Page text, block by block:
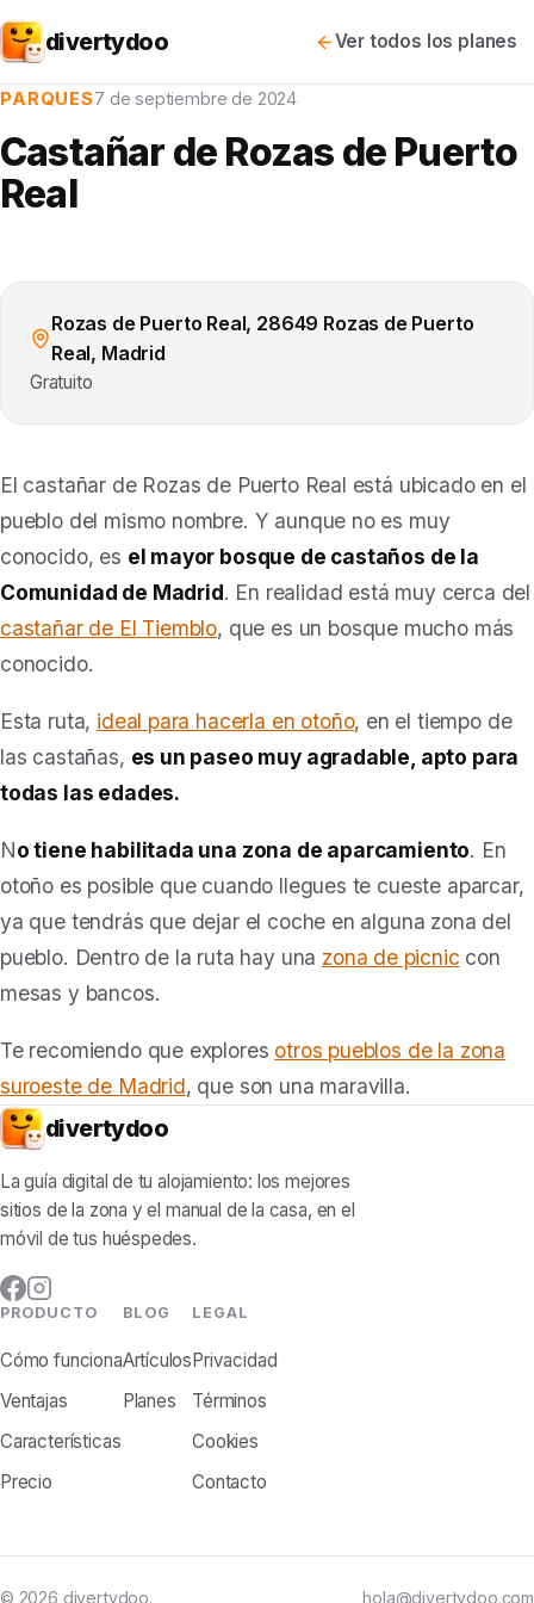
divertydoo Ver todos los planes
PARQUES7 de septiembre de 2024
Castañar de Rozas de Puerto
Real
Rozas de Puerto Real, 28649 Rozas de Puerto
Real, Madrid
Gratuito
El castañar de Rozas de Puerto Real está ubicado en el
pueblo del mismo nombre. Y aunque no es muy
conocido, es el mayor bosque de castaños de la
Comunidad de Madrid. En realidad está muy cerca del
castañar de El Tiemblo, que es un bosque mucho más
conocido.
Esta ruta, ideal para hacerla en otoño, en el tiempo de
las castañas, es un paseo muy agradable, apto para
todas las edades.
No tiene habilitada una zona de aparcamiento. En
otoño es posible que cuando llegues te cueste aparcar,
ya que tendrás que dejar el coche en alguna zona del
pueblo. Dentro de la ruta hay una zona de picnic con
mesas y bancos.
Te recomiendo que explores otros pueblos de la zona
suroeste de Madrid, que son una maravilla.
divertydoo
La guía digital de tu alojamiento: los mejores
sitios de la zona y el manual de la casa, en el
móvil de tus huéspedes.
PRODUCTO
Cómo funciona
Ventajas
Características
Precio
BLOG
Artículos
Planes
LEGAL
Privacidad
Términos
Cookies
Contacto
© 2026 divertydoo. hola@divertydoo.com